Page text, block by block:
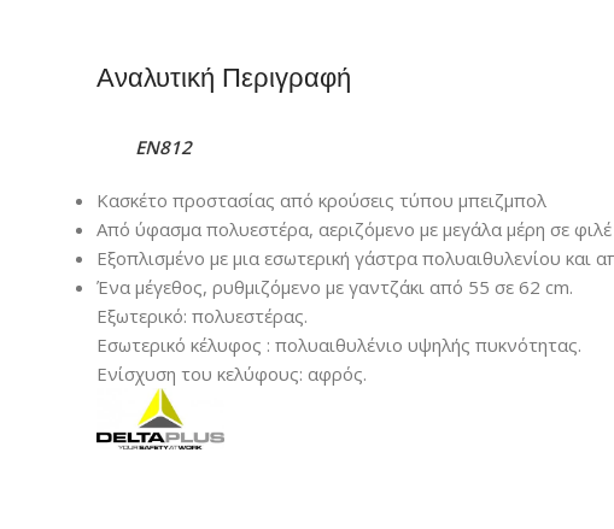
Αναλυτική Περιγραφή
EN812
Κασκέτο προστασίας από κρούσεις τύπου μπειζμπολ
Από ύφασμα πολυεστέρα, αεριζόμενο με μεγάλα μέρη σε
Εξοπλισμένο με μια εσωτερική γάστρα πολυαιθυλενίου
Ένα μέγεθος, ρυθμιζόμενο με γαντζάκι από 55 σε 62 cm.
Εξωτερικό: πολυεστέρας.
Εσωτερικό κέλυφος : πολυαιθυλένιο υψηλής πυκνότητας.
Ενίσχυση του κελύφους: αφρός.